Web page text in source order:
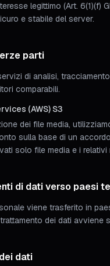
legittimo (Art. 6(1)(f)
e stabile del server.
parti
di analisi,
comparabili.
(AWS) S3
dei file media,
sulla base di un
solo file media e i
di dati verso paesi
viene trasferito in
dei dati avviene
dati